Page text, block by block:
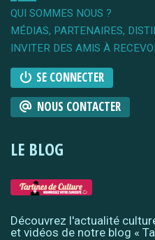
QUI SOMMES NOUS ?
MÉDIAS, PARTENAIRES,
INVITER DES AMIS À
SE CONNECTER
NOUS CONTACTER
LE BLOG
Découvrez l'actualité
et vidéos de notre blog «